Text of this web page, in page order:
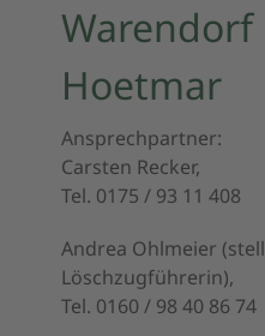
Warendorf
Hoetmar
Ansprechpartner:
Carsten Recker,
Tel. 0175 / 93 11 408
Andrea Ohlmeier
Löschzugführerin),
Tel. 0160 / 98 40 86 74